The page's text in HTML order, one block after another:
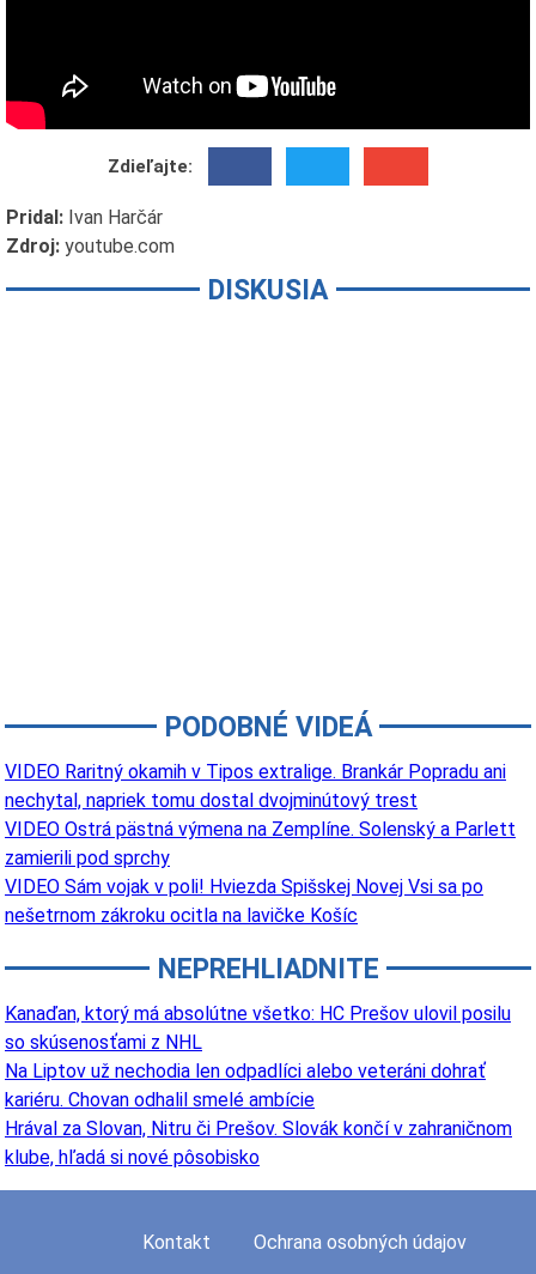
Zdieľajte:
Pridal: Ivan Harčár
Zdroj: youtube.com
DISKUSIA
PODOBNÉ VIDEÁ
VIDEO Raritný okamih v Tipos extralige. Brankár Popradu ani
nechytal, napriek tomu dostal dvojminútový trest
VIDEO Ostrá pästná výmena na Zemplíne. Solenský a Parlett
zamierili pod sprchy
VIDEO Sám vojak v poli! Hviezda Spišskej Novej Vsi sa po
nešetrnom zákroku ocitla na lavičke Košíc
NEPREHLIADNITE
Kanaďan, ktorý má absolútne všetko: HC Prešov ulovil posilu
so skúsenosťami z NHL
Na Liptov už nechodia len odpadlíci alebo veteráni dohrať
kariéru. Chovan odhalil smelé ambície
Hrával za Slovan, Nitru či Prešov. Slovák končí v zahraničnom
klube, hľadá si nové pôsobisko
Kontakt Ochrana osobných údajov